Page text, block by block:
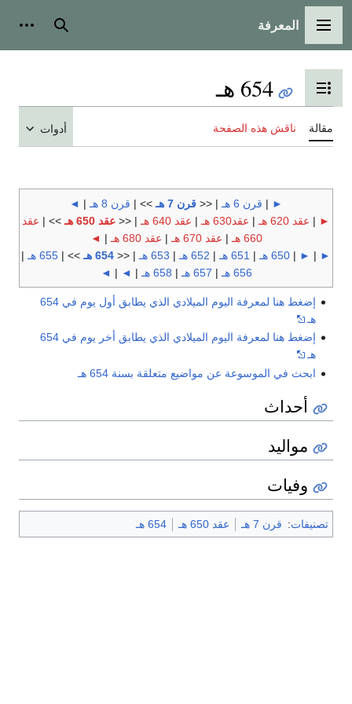
القائمة الرئيسية
المعرفة بحث
تبديل عرض جدول المحتويات
654 هـ
مقالة ناقش هذه الصفحة أدوات
►
| قرن 6 هـ | << قرن 7 هـ >> | قرن 8 هـ |
◄
►
| عقد 620 هـ | عقد630 هـ | عقد 640 هـ | << عقد 650 هـ >> | عقد
660 هـ
| عقد 670 هـ | عقد 680 هـ |
◄
►
|
►
| 650 هـ | 651 هـ | 652 هـ | 653 هـ | << 654 هـ >> | 655 هـ
|
656 هـ
| 657 هـ | 658 هـ |
◄
|
◄
إضغط هنا لمعرفة اليوم الميلادي الذي يطابق أول يوم في 654
هـ
إضغط هنا لمعرفة اليوم الميلادي الذي يطابق أخر يوم في 654
هـ
ابحث في الموسوعة عن مواضيع متعلقة بسنة 654 هـ
أحداث
مواليد
وفيات
تصنيفات: قرن 7 هـ عقد 650 هـ 654 هـ